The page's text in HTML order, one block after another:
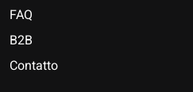
FAQ
B2B
Contatto